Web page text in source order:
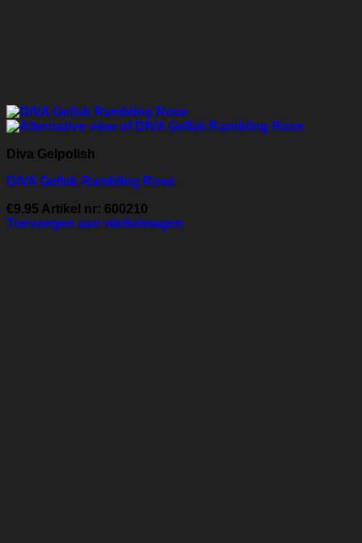
Diva Gelpolish
DIVA Gellak Rambling Rose
€9.95 Artikel nr: 600210
Toevoegen aan winkelwagen